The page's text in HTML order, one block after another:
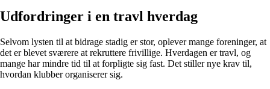
Udfordringer i en travl hverdag
Selvom lysten til at bidrage stadig er stor, oplever mange foreninger, at
det er blevet sværere at rekruttere frivillige. Hverdagen er travl, og
mange har mindre tid til at forpligte sig fast. Det stiller nye krav til,
hvordan klubber organiserer sig.